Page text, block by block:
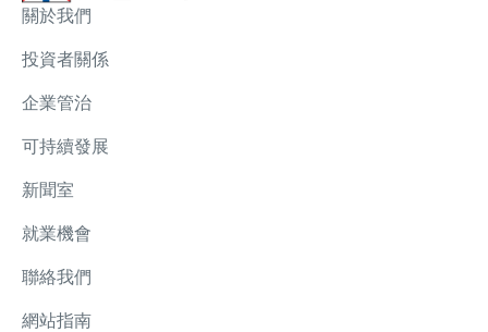
關於我們
投資者關係
企業管治
可持續發展
新聞室
就業機會
聯絡我們
網站指南